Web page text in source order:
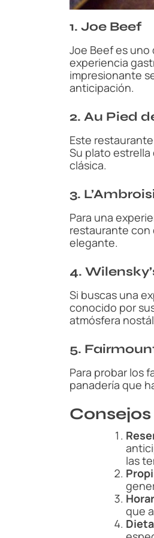
1. Joe Beef
Joe Beef es
experiencia
impresionante
anticipación.
2. Au Pied
Este
Su plato
clásica.
3.
Para una
restaurante con
elegante.
4.
Si buscas una
conocido por
atmósfera
5.
Para probar los
panadería que
las
que